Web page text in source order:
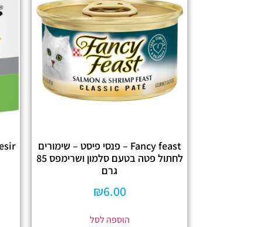
Fancy feast – פנסי פיסט – שימורים
לחתול פטה בטעם סלמון ושרימפס 85
גרם
₪6.00
הוספה לסל